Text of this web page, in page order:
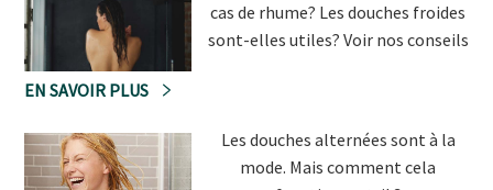
cas de rhume? Les douches froides
sont-elles utiles? Voir nos conseils
EN SAVOIR PLUS
Les douches alternées sont à la
mode. Mais comment cela